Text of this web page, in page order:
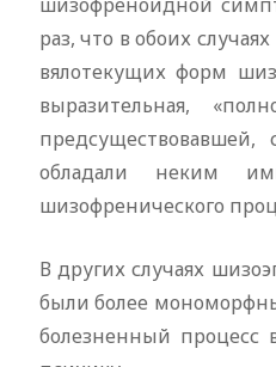
раз, что в обоих
вялотекущих форм
выразительная,
обладали неким
шизофренического
В других случаях
были более
болезненный процесс